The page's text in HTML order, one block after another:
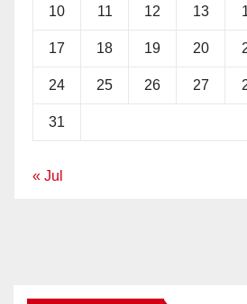
10 11 12 13
17 18 19 20
24 25 26 27
31
« Jul